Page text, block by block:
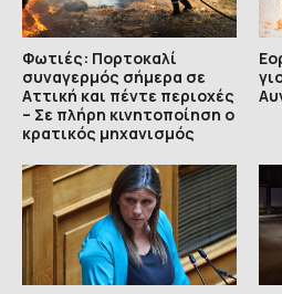
Φωτιές: Πορτοκαλί
συναγερμός σήμερα σε
Αττική και πέντε περιοχές
– Σε πλήρη κινητοποίηση ο
κρατικός μηχανισμός